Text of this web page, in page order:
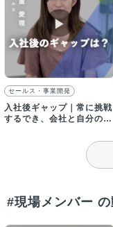
▶︎
セールス・事業開発
入社後ギャップ｜常に挑戦
するでき、会社と自分の成
#現場メンバー の